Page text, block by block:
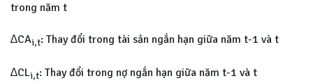
trong năm t
∆CAi,t: Thay đổi trong tài sản ngắn hạn giữa năm t-1 và t
∆CLi,t: Thay đổi trong nợ ngắn hạn giữa năm t-1 và t